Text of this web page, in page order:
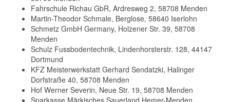
Fahrschule Richau GbR, Ardresweg 2, 58708 Menden
Martin-Theodor Schmale, Berglose, 58640 Iserlohn
Schmetz GmbH Germany, Holzener Str. 39, 58708
Menden
Schulz Fussbodentechnik, Lindenhorsterstr. 128, 44147
Dortmund
KFZ Meisterwerkstatt Gerhard Sendatzki, Halinger
Dorfstraße 40, 58708 Menden
Hof Werner Severin, Neue Str. 19, 58708 Menden
Sparkasse Märkisches Sauerland Hemer-Menden,